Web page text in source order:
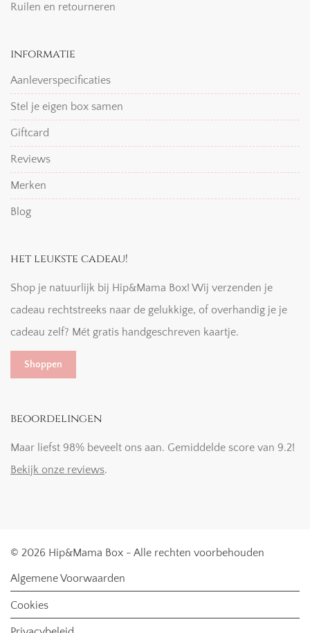
Ruilen en retourneren
informatie
Aanleverspecificaties
Stel je eigen box samen
Giftcard
Reviews
Merken
Blog
het leukste cadeau!
Shop je natuurlijk bij Hip&Mama Box! Wij verzenden je
cadeau rechtstreeks naar de gelukkige, of overhandig je je
cadeau zelf? Mét gratis handgeschreven kaartje.
Shoppen
beoordelingen
Maar liefst 98% beveelt ons aan. Gemiddelde score van 9.2!
Bekijk onze reviews.
© 2026 Hip&Mama Box - Alle rechten voorbehouden
Algemene Voorwaarden
Cookies